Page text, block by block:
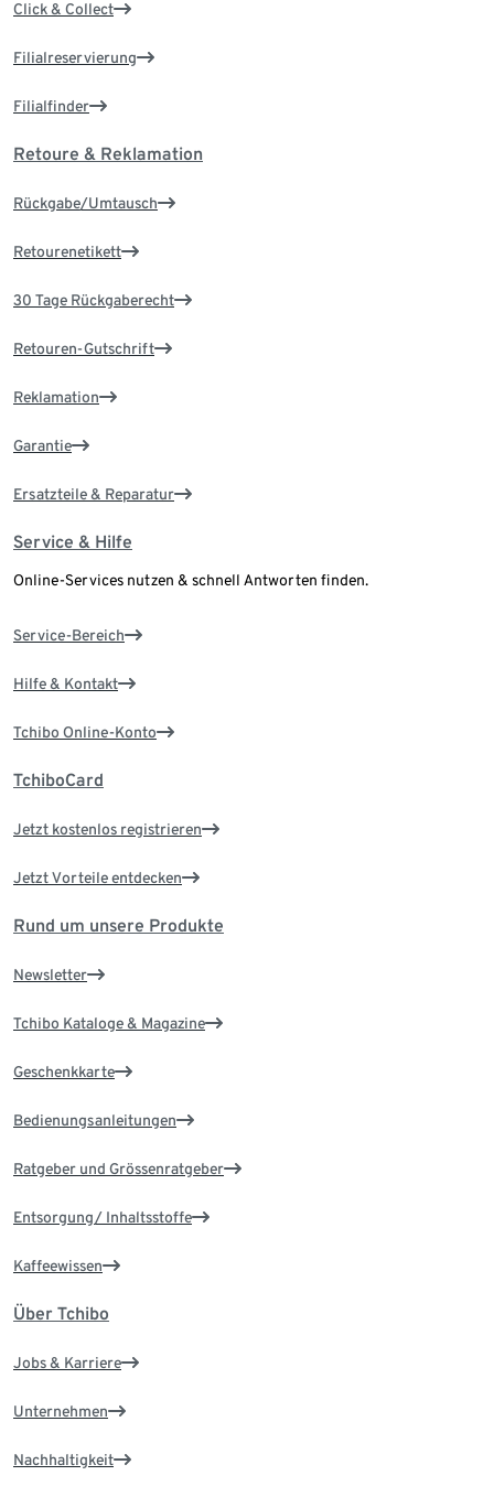
Click & Collect
Filialreservierung
Filialfinder
Retoure & Reklamation
Rückgabe/Umtausch
Retourenetikett
30 Tage Rückgaberecht
Retouren-Gutschrift
Reklamation
Garantie
Ersatzteile & Reparatur
Service & Hilfe
Online-Services nutzen & schnell Antworten finden.
Service-Bereich
Hilfe & Kontakt
Tchibo Online-Konto
TchiboCard
Jetzt kostenlos registrieren
Jetzt Vorteile entdecken
Rund um unsere Produkte
Newsletter
Tchibo Kataloge & Magazine
Geschenkkarte
Bedienungsanleitungen
Ratgeber und Grössenratgeber
Entsorgung/ Inhaltsstoffe
Kaffeewissen
Über Tchibo
Jobs & Karriere
Unternehmen
Nachhaltigkeit